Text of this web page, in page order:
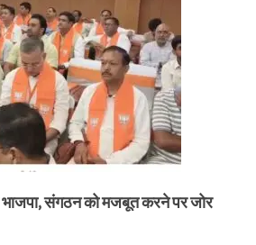
भाजपा, संगठन को मजबूत करने पर जोर